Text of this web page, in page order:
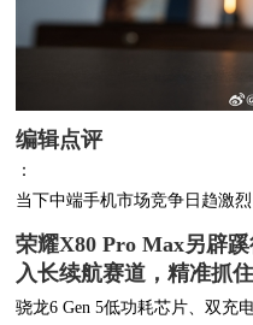
编辑点评
：
当下中端手机市场竞争日趋激
荣耀X80 Pro Max另辟
入长续航赛道，精准抓
骁龙6 Gen 5低功耗芯片、双充